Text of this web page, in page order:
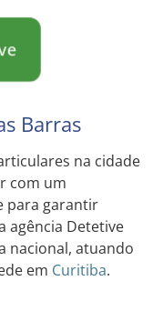
Barras
na cidade
com um
para garantir
agência Detetive
nacional, atuando
em Curitiba.